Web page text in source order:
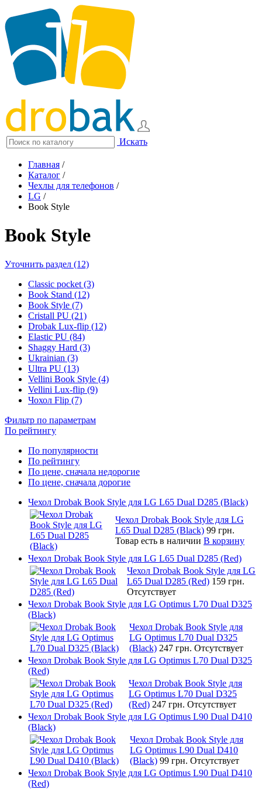
Искать
Главная /
Каталог /
Чехлы для телефонов /
LG /
Book Style
Book Style
Уточнить раздел (12)
Classic pocket (3)
Book Stand (12)
Book Style (7)
Cristall PU (21)
Drobak Lux-flip (12)
Elastic PU (84)
Shaggy Hard (3)
Ukrainian (3)
Ultra PU (13)
Vellini Book Style (4)
Vellini Lux-flip (9)
Чохол Flip (7)
Фильтр по параметрам
По рейтингу
По популярности
По рейтингу
По цене, сначала недорогие
По цене, сначала дорогие
Чехол Drobak Book Style для LG L65 Dual D285 (Black)
Чехол Drobak Book Style для LG
L65 Dual D285 (Black) 99 грн.
Товар есть в наличии В корзину
Чехол Drobak Book Style для LG L65 Dual D285 (Red)
Чехол Drobak Book Style для LG
L65 Dual D285 (Red) 159 грн.
Отсутствует
Чехол Drobak Book Style для LG Optimus L70 Dual D325
(Black)
Чехол Drobak Book Style для
LG Optimus L70 Dual D325
(Black) 247 грн. Отсутствует
Чехол Drobak Book Style для LG Optimus L70 Dual D325
(Red)
Чехол Drobak Book Style для
LG Optimus L70 Dual D325
(Red) 247 грн. Отсутствует
Чехол Drobak Book Style для LG Optimus L90 Dual D410
(Black)
Чехол Drobak Book Style для
LG Optimus L90 Dual D410
(Black) 99 грн. Отсутствует
Чехол Drobak Book Style для LG Optimus L90 Dual D410
(Red)